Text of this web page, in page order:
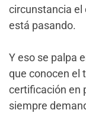
circunstancia el
está pasando.
Y eso se palpa
que conocen el
certificación en
siempre